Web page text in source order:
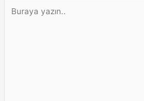
yazın..